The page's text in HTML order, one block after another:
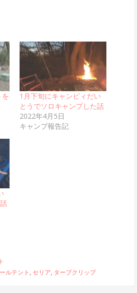
を
1月下旬にキャンピィだい
とうでソロキャンプした話
2022年4月5日
キャンプ報告記
ルテント , セリア, タープクリップ